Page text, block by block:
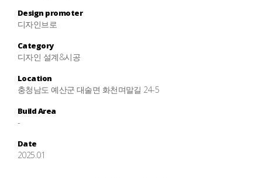
Design promoter
디자인브로
Category
디자인 설계&시공
Location
충청남도 예산군 대술면 화천며말길 24-5
Build Area
-
Date
2025.01